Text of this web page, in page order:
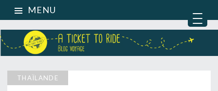
MENU
THAÏLANDE